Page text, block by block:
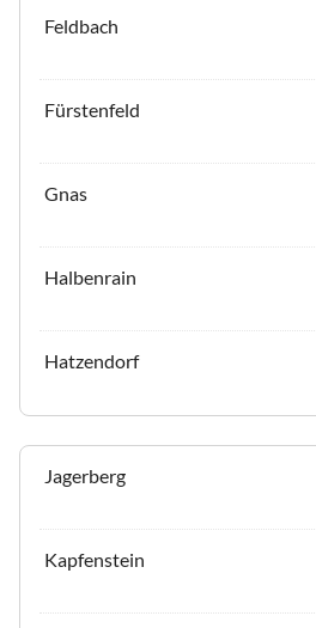
Feldbach
Fürstenfeld
Gnas
Halbenrain
Hatzendorf
Jagerberg
Kapfenstein